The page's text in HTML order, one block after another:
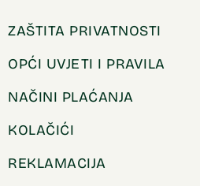
ZAŠTITA PRIVATNOSTI
OPĆI UVJETI I PRAVILA
NAČINI PLAĆANJA
KOLAČIĆI
REKLAMACIJA